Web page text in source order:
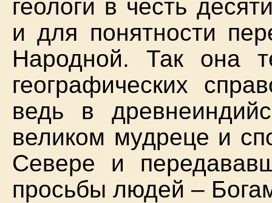
геологи в честь
и для понятности
Народной. Так она
географических
ведь в
великом мудреце и
Севере и
просьбы людей –